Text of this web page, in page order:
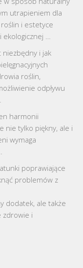
utrapieniem dla
i estetyce
ekologicznej …
i jak
roślin,
odpływu
harmonii
nie tylko piękny, ale i
wymaga
poprawiające
problemów z
dodatek, ale także
zdrowie i